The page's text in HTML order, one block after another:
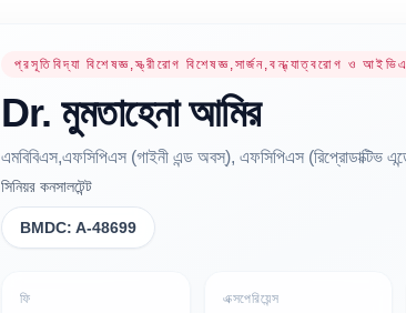
প্রসূতিবিদ্যা বিশেষজ্ঞ,স্ত্রীরোগ বিশেষজ্ঞ,সার্জন,বন্ধ্যাত্বরোগ ও
Dr. মুমতাহেনা আমির
এমবিবিএস,এফসিপিএস (গাইনী এন্ড অবস্), এফসিপিএস (রিপ্রোডাক্টিভ
সিনিয়র কনসালটেন্ট
BMDC: A-48699
ফি এক্সপেরিয়েন্স